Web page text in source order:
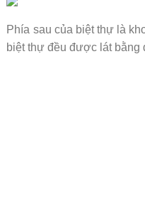
Phía sau của biệt thự là
biệt thự đều được lát bằng